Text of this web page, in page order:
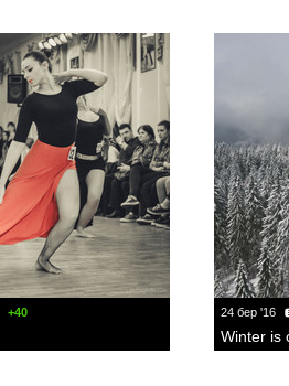
+40 24 бер '16
Winter is